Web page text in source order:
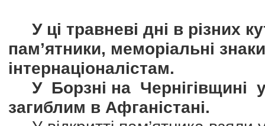
У ці травневі дні в різних
пам’ятники, меморіальні
інтернаціоналістам.
У Борзні на Чернігівщині
загиблим в Афганістані.